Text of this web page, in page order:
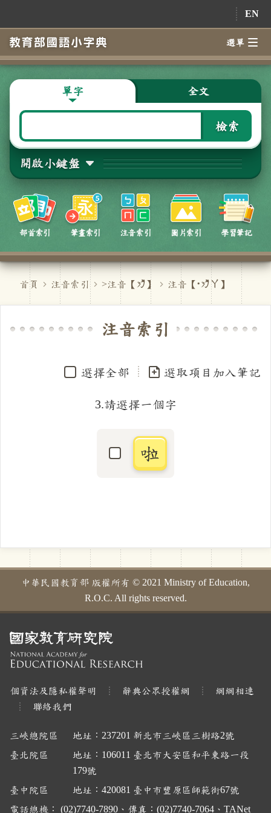
EN
選單
單字 全文
檢索
開啟小鍵盤
部首索引 筆畫索引 注音索引 圖片索引 學習筆記
首頁 注音索引 >注音【 ㄌ】 注音【˙ㄌㄚ 】
注音索引
選擇全部 選取項目加入筆記
3.請選擇一個字
選取「啦」字
啦
中華民國教育部 版權所有 © 2021 Ministry of Education,
R.O.C. All rights reserved.
個資法及隱私權聲明 辭典公眾授權網
網網相連
聯絡我們
三峽總院區
地址：237201 新北市三峽區三樹路2號
臺北院區
地址：106011 臺北市大安區和平東路一段
179號
臺中院區
地址：420081 臺中市豐原區師範街67號
電話總機： (02)7740-7890、傳真：(02)7740-7064、TANet